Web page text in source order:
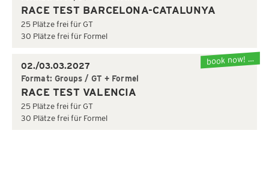
RACE TEST BARCELONA-CATALUNYA
25 Plätze frei für GT
30 Plätze frei für Formel
book now! …
02./03.03.2027
Format: Groups / GT + Formel
RACE TEST VALENCIA
25 Plätze frei für GT
30 Plätze frei für Formel